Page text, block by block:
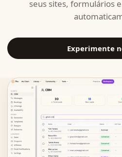
seus sites, formulários
Experimente